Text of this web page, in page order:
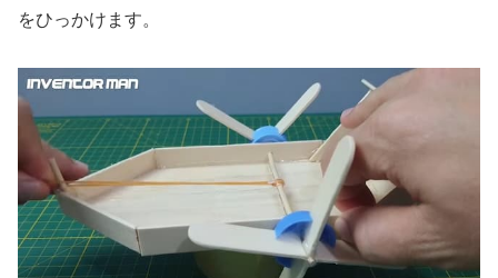
をひっかけます。